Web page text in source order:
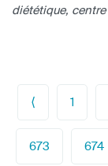
diététique, centre
⟨ 1
673 674